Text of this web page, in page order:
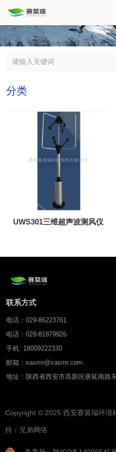
分类
UWS301三维超声波测风仪
联系方式
电话：029-86223761
电话：029-81879926
手机: 18009222330
邮箱：xasmr@xasmr.com
地址：陕西省西安市高新区唐延南路
Copyright © 2025 西安赛莫
持： 兄弟网络